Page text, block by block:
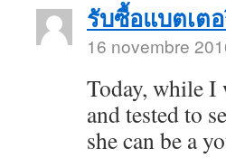
รับซื้อแบตเต
16 novembre
Today, while I
and tested to
she can be a